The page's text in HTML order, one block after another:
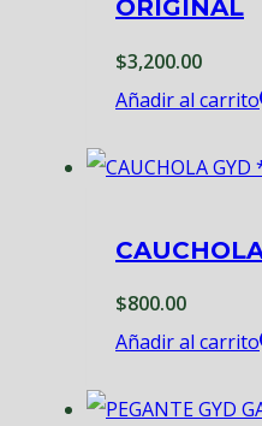
ORIGINAL
$3,200.00
Añadir al carrito
$800.00
Añadir al carrito